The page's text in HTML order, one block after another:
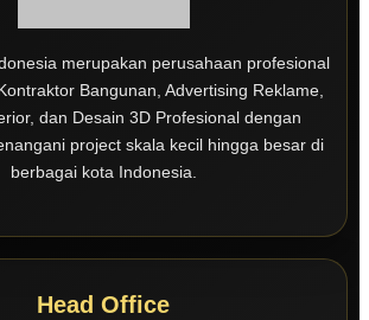
merupakan perusahaan profesional
Bangunan, Advertising Reklame,
dan Desain 3D Profesional dengan
project skala kecil hingga besar di
berbagai kota Indonesia.
Head Office